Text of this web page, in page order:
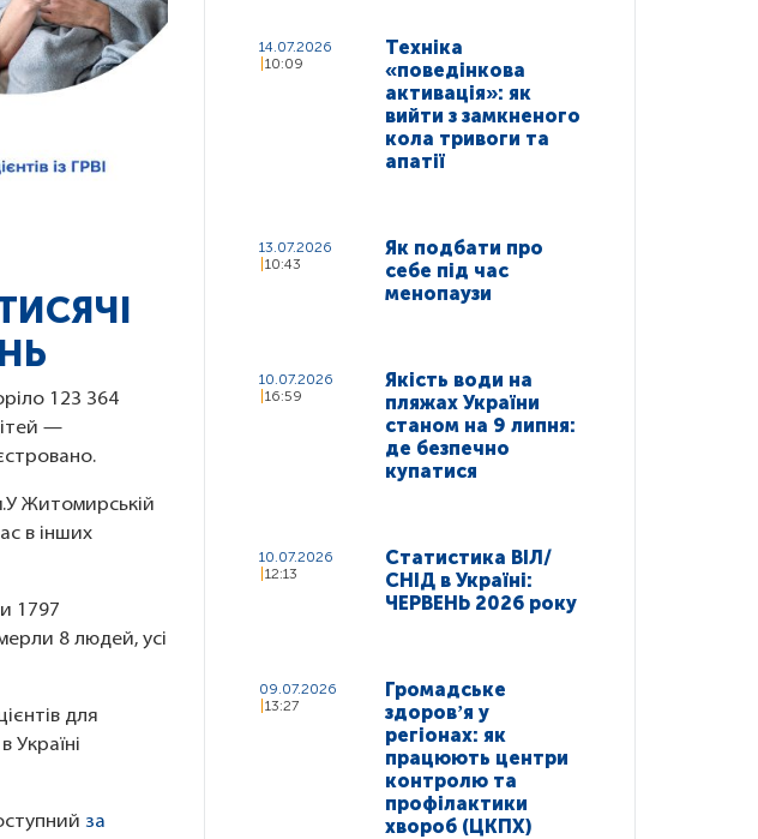
123 364
—
Житомирській
в інших
1797
8 людей, усі
для
Україні
за
14.07.2026
10:09
Техніка
«поведінкова
активація»: як
вийти з замкненого
кола тривоги та
апатії
13.07.2026
10:43
Як подбати про
себе під час
менопаузи
10.07.2026
16:59
Якість води на
пляжах України
станом на 9 липня:
де безпечно
купатися
10.07.2026
12:13
Статистика ВІЛ/
СНІД в Україні:
ЧЕРВЕНЬ 2026 року
09.07.2026
13:27
Громадське
здоровʼя у
регіонах: як
працюють центри
контролю та
профілактики
хвороб (ЦКПХ)